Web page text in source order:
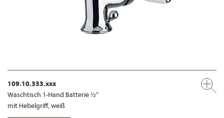
109.10.333.xxx
Waschtisch 1-Hand Batterie ½“
mit Hebelgriff, weiß